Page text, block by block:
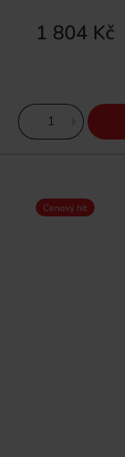
1 804 Kč
Cenový hit